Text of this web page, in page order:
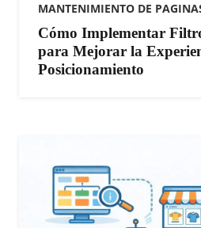
MANTENIMIENTO DE
Cómo Implementar
para Mejorar la
Posicionamiento